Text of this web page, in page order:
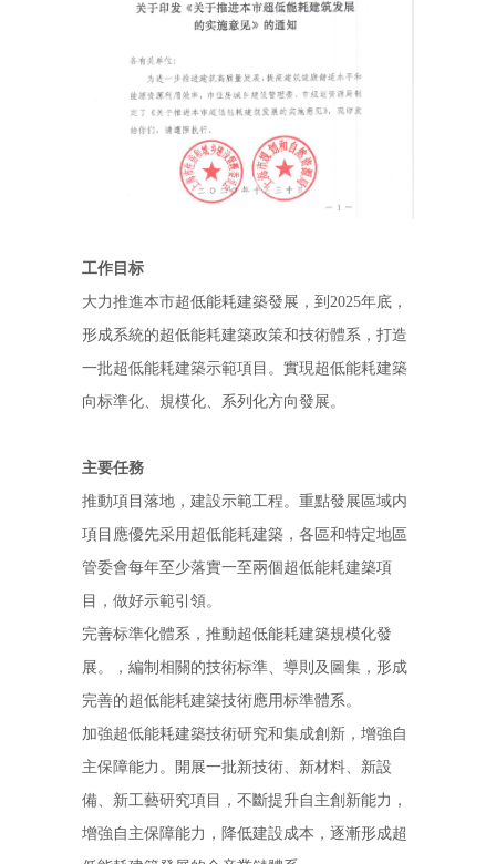
工作目标
大力推進本市超低能耗建築發展，到2025年底，
形成系統的超低能耗建築政策和技術體系，打造
一批超低能耗建築示範項目。實現超低能耗建築
向标準化、規模化、系列化方向發展。
主要任務
推動項目落地，建設示範工程。重點發展區域内
項目應優先采用超低能耗建築，各區和特定地區
管委會每年至少落實一至兩個超低能耗建築項
目，做好示範引領。
完善标準化體系，推動超低能耗建築規模化發
展。，編制相關的技術标準、導則及圖集，形成
完善的超低能耗建築技術應用标準體系。
加強超低能耗建築技術研究和集成創新，增強自
主保障能力。開展一批新技術、新材料、新設
備、新工藝研究項目，不斷提升自主創新能力，
增強自主保障能力，降低建設成本，逐漸形成超